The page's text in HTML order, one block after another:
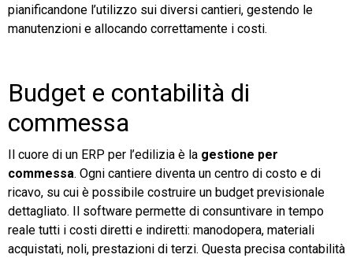
pianificandone l’utilizzo sui diversi cantieri, gestendo le
manutenzioni e allocando correttamente i costi.
Budget e contabilità di
commessa
Il cuore di un ERP per l’edilizia è la gestione per
commessa. Ogni cantiere diventa un centro di costo e di
ricavo, su cui è possibile costruire un budget previsionale
dettagliato. Il software permette di consuntivare in tempo
reale tutti i costi diretti e indiretti: manodopera, materiali
acquistati, noli, prestazioni di terzi. Questa precisa contabilità